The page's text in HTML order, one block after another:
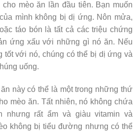
mèo ăn lần đầu tiên. Bạn muốn
mình không bị dị ứng. Nôn mửa,
táo bón là tất cả các triệu chứng
ứng xấu với những gì nó ăn. Nếu
tốt với nó, chúng có thể bị dị ứng và
uống.
này có thể là một trong những thứ
mèo ăn. Tất nhiên, nó không chứa
nhưng rất ẩm và giàu vitamin và
không bị tiểu đường nhưng có thể